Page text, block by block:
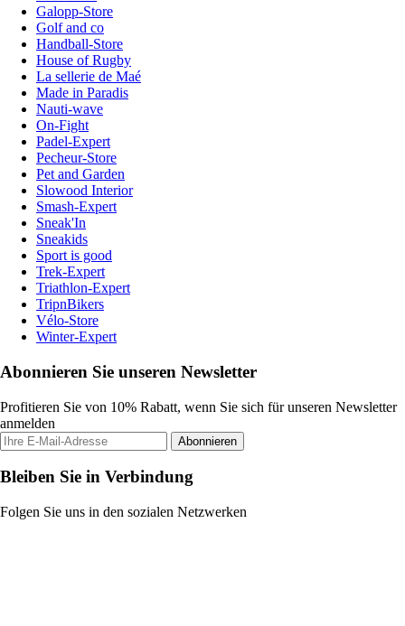
Galopp-Store
Golf and co
Handball-Store
House of Rugby
La sellerie de Maé
Made in Paradis
Nauti-wave
On-Fight
Padel-Expert
Pecheur-Store
Pet and Garden
Slowood Interior
Smash-Expert
Sneak'In
Sneakids
Sport is good
Trek-Expert
Triathlon-Expert
TripnBikers
Vélo-Store
Winter-Expert
Abonnieren Sie unseren Newsletter
Profitieren Sie von 10% Rabatt, wenn Sie sich für unseren Newsletter
anmelden
Abonnieren
Bleiben Sie in Verbindung
Folgen Sie uns in den sozialen Netzwerken